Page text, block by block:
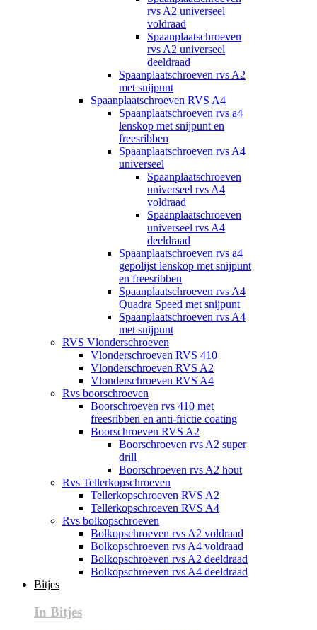
rvs A2 universeel
voldraad
Spaanplaatschroeven
rvs A2 universeel
deeldraad
Spaanplaatschroeven rvs A2
met snijpunt
Spaanplaatschroeven RVS A4
Spaanplaatschroeven rvs a4
lenskop met snijpunt en
freesribben
Spaanplaatschroeven rvs A4
universeel
Spaanplaatschroeven
universeel rvs A4
voldraad
Spaanplaatschroeven
universeel rvs A4
deeldraad
Spaanplaatschroeven rvs a4
gepolijst lenskop met snijpunt
en freesribben
Spaanplaatschroeven rvs A4
Quadra Speed met snijpunt
Spaanplaatschroeven rvs A4
met snijpunt
RVS Vlonderschroeven
Vlonderschroeven RVS 410
Vlonderschroeven RVS A2
Vlonderschroeven RVS A4
Rvs boorschroeven
Boorschroeven rvs 410 met
freesribben en anti-frictie coating
Boorschroeven RVS A2
Boorschroeven rvs A2 super
drill
Boorschroeven rvs A2 hout
Rvs Tellerkopschroeven
Tellerkopschroeven RVS A2
Tellerkopschroeven RVS A4
Rvs bolkopschroeven
Bolkopschroeven rvs A2 voldraad
Bolkopschroeven rvs A4 voldraad
Bolkopschroeven rvs A2 deeldraad
Bolkopschroeven rvs A4 deeldraad
Bitjes
In Bitjes